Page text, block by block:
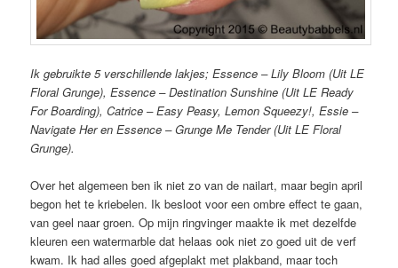
Ik gebruikte 5 verschillende lakjes; Essence – Lily Bloom (Uit LE
Floral Grunge), Essence – Destination Sunshine (Uit LE Ready
For Boarding), Catrice – Easy Peasy, Lemon Squeezy!, Essie –
Navigate Her en Essence – Grunge Me Tender (Uit LE Floral
Grunge).
Over het algemeen ben ik niet zo van de nailart, maar begin april
begon het te kriebelen. Ik besloot voor een ombre effect te gaan,
van geel naar groen. Op mijn ringvinger maakte ik met dezelfde
kleuren een watermarble dat helaas ook niet zo goed uit de verf
kwam. Ik had alles goed afgeplakt met plakband, maar toch